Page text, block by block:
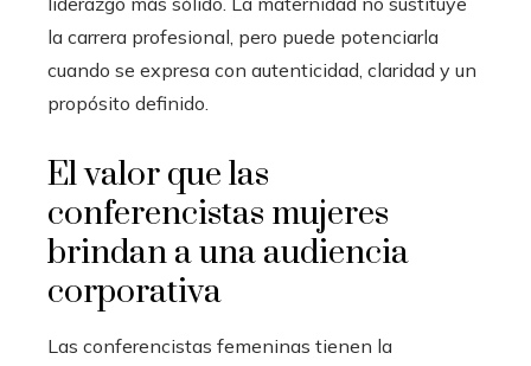
la carrera profesional, pero puede potenciarla
cuando se expresa con autenticidad, claridad y un
propósito definido.
El valor que las
conferencistas mujeres
brindan a una audiencia
corporativa
Las conferencistas femeninas tienen la